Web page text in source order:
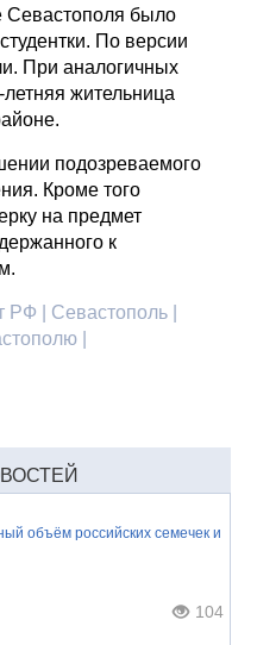
Севастополя было
По версии
При аналогичных
летняя жительница
подозреваемого
Кроме того
на предмет
к
РФ | Севастополь |
|
объём российских семечек и
104